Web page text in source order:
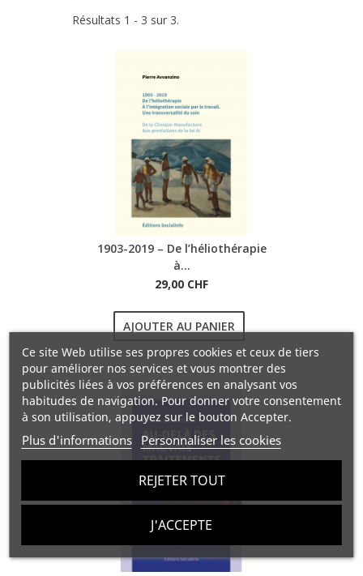
Résultats 1 - 3 sur 3.
1903-2019 – De l’héliothérapie
à...
29,00 CHF
AJOUTER AU PANIER
Ce site Web utilise ses propres cookies et ceux de tiers
pour améliorer nos services et vous montrer des
publicités liées à vos préférences en analysant vos
habitudes de navigation. Pour donner votre consentement
à son utilisation, appuyez sur le bouton Accepter.
Plus d'informations Personnaliser les cookies
REJETER TOUT
J'ACCEPTE